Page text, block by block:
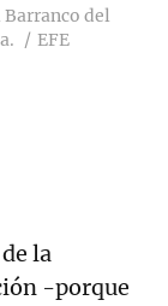
Barranco del
EFE
la
-porque